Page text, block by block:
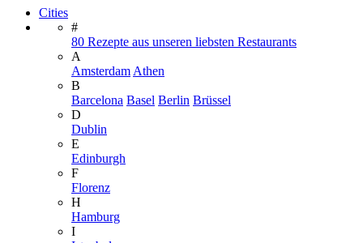
Cities
#
80 Rezepte aus unseren liebsten Restaurants
A
Amsterdam Athen
B
Barcelona Basel Berlin Brüssel
D
Dublin
E
Edinburgh
F
Florenz
H
Hamburg
I